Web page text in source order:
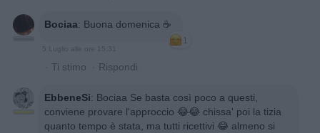
Bociaa: Buona domenica ☕️
1
· Ti stimo · Rispondi
EbbeneSi: Bociaa Se basta così poco a questi,
conviene provare l'approccio 😂😂 chissa' poi la tizia
quanto tempo è stata, ma tutti ricettivi 😂 almeno si